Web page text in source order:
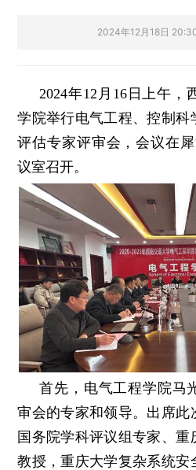
2024年12月18日
2024年12月16日上午，
学院举行电气工程、控制科
评估专家评审会，会议在
议室召开。
首先，电气工程学院马
审会的专家和领导。出席此
国务院学科评议组专家、
教授，重庆大学复杂系统安